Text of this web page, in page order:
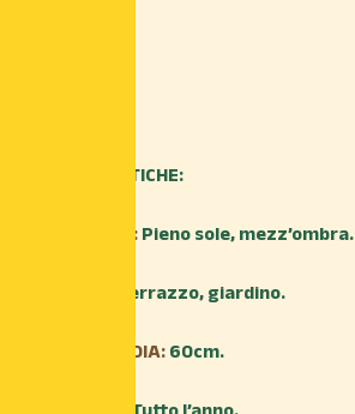
CARATTERISTICHE:
ESPOSIZIONE:Pieno sole, mezz’ombra.
Terrazzo, giardino.
ALTEZZA MEDIA:60cm.